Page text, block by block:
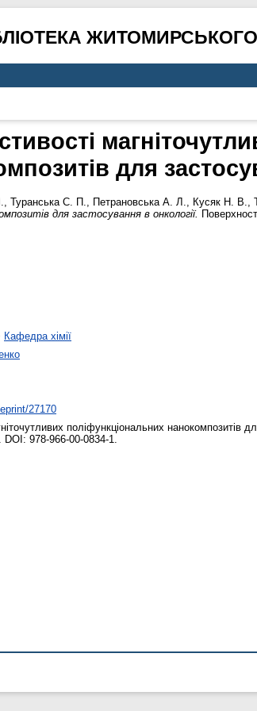
для
, Туранська С. П., Петрановська А. Л., Кусяк Н. В.,
для застосування в онкології.
Кафедра хімії
27170
поліфункціональних нанокомпозитів
978-966-00-0834-1.